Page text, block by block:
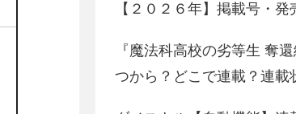
【２０２６年】掲載号・発
『魔法科高校の劣等生 奪
つから？どこで連載？連載